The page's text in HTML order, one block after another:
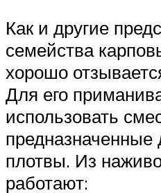
Как и другие
семейства
хорошо
Для его
использовать
предназначенные
плотвы. Из
работают: